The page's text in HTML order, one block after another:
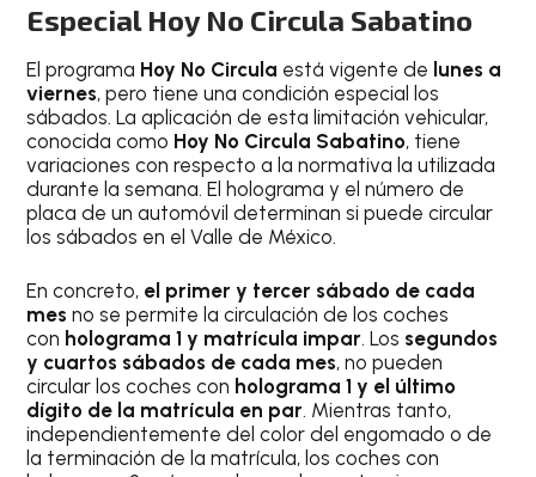
Especial Hoy No Circula Sabatino
El programa Hoy No Circula está vigente de lunes a
viernes, pero tiene una condición especial los
sábados. La aplicación de esta limitación vehicular,
conocida como Hoy No Circula Sabatino, tiene
variaciones con respecto a la normativa la utilizada
durante la semana. El holograma y el número de
placa de un automóvil determinan si puede circular
los sábados en el Valle de México.
En concreto, el primer y tercer sábado de cada
mes no se permite la circulación de los coches
con holograma 1 y matrícula impar. Los segundos
y cuartos sábados de cada mes, no pueden
circular los coches con holograma 1 y el último
dígito de la matrícula en par. Mientras tanto,
independientemente del color del engomado o de
la terminación de la matrícula, los coches con